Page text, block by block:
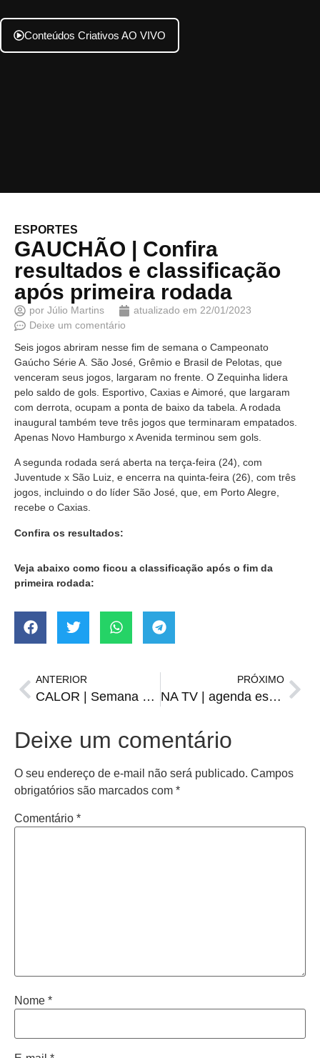
Conteúdos Criativos AO VIVO
ESPORTES
GAUCHÃO | Confira
resultados e classificação
após primeira rodada
por Júlio Martins atualizado em 22/01/2023
Deixe um comentário
Seis jogos abriram nesse fim de semana o Campeonato
Gaúcho Série A. São José, Grêmio e Brasil de Pelotas, que
venceram seus jogos, largaram no frente. O Zequinha lidera
pelo saldo de gols. Esportivo, Caxias e Aimoré, que largaram
com derrota, ocupam a ponta de baixo da tabela. A rodada
inaugural também teve três jogos que terminaram empatados.
Apenas Novo Hamburgo x Avenida terminou sem gols.
A segunda rodada será aberta na terça-feira (24), com
Juventude x São Luiz, e encerra na quinta-feira (26), com três
jogos, incluindo o do líder São José, que, em Porto Alegre,
recebe o Caxias.
Confira os resultados:
Veja abaixo como ficou a classificação após o fim da
primeira rodada:
ANTERIOR
CALOR | Semana começa com temperatura perto dos 40 graus
PRÓXIMO
NA TV | agenda esportiva de segunda-feira, 23
Deixe um comentário
O seu endereço de e-mail não será publicado. Campos
obrigatórios são marcados com *
Comentário *
Nome *